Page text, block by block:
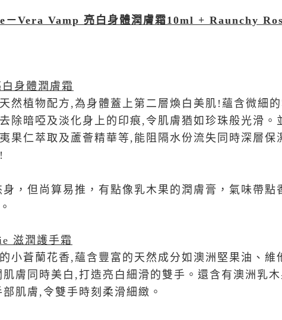
－Vera Vamp 亮白身體潤膚霜10ml + Raunchy
白身體潤膚霜
然植物配方,為身體蓋上第二層煥白美肌!蘊含微細
除暗啞及淡化身上的印痕,令肌膚猶如珍珠般光滑。
果仁萃取及蘆薈精華等,能阻隔水份流失同時深層
身，但尚算易推，有點像乳木果的潤膚膏，氣味帶點
滋潤護手霜
小蒼蘭花香,蘊含豐富的天然成分如澳洲堅果油、維
膚同時美白,打造亮白細滑的雙手。還含有澳洲乳
肌膚,令雙手時刻柔滑細緻。